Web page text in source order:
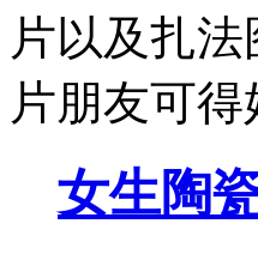
片以及扎
片朋友可得
女生陶